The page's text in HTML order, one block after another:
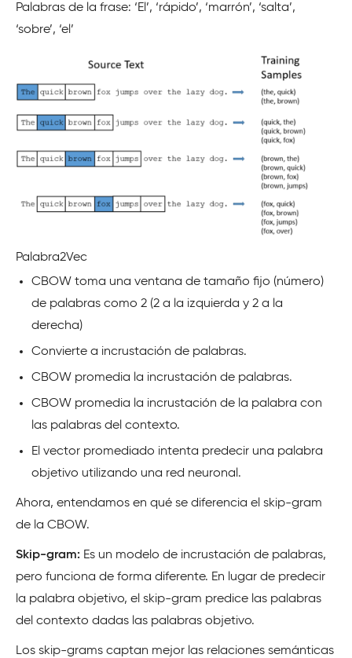
Palabras de la frase: ‘El’, ‘rápido’, ‘marrón’, ‘salta’,
‘sobre’, ‘el’
Palabra2Vec
CBOW toma una ventana de tamaño fijo (número)
de palabras como 2 (2 a la izquierda y 2 a la
derecha)
Convierte a incrustación de palabras.
CBOW promedia la incrustación de palabras.
CBOW promedia la incrustación de la palabra con
las palabras del contexto.
El vector promediado intenta predecir una palabra
objetivo utilizando una red neuronal.
Ahora, entendamos en qué se diferencia el skip-gram
de la CBOW.
Skip-gram: Es un modelo de incrustación de palabras,
pero funciona de forma diferente. En lugar de predecir
la palabra objetivo, el skip-gram predice las palabras
del contexto dadas las palabras objetivo.
Los skip-grams captan mejor las relaciones semánticas